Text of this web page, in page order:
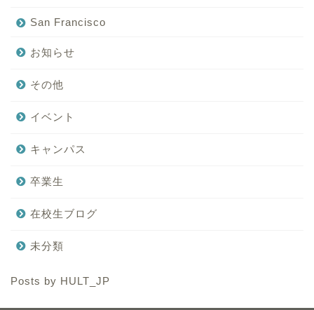
San Francisco
お知らせ
その他
イベント
キャンパス
卒業生
在校生ブログ
未分類
Posts by HULT_JP